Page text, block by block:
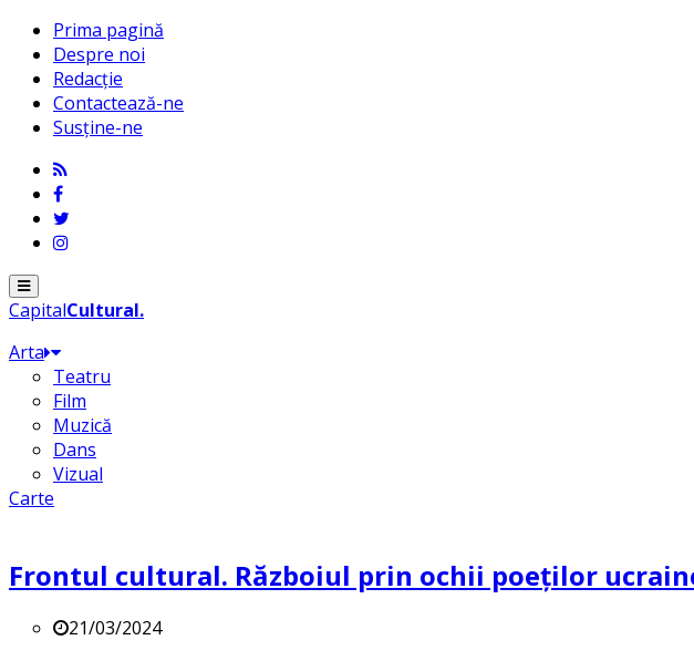
Prima pagină
Despre noi
Redacție
Contactează-ne
Susține-ne
Menu
CapitalCultural.
Arta
Teatru
Film
Muzică
Dans
Vizual
Carte
Frontul cultural. Războiul prin ochii poeților
21/03/2024